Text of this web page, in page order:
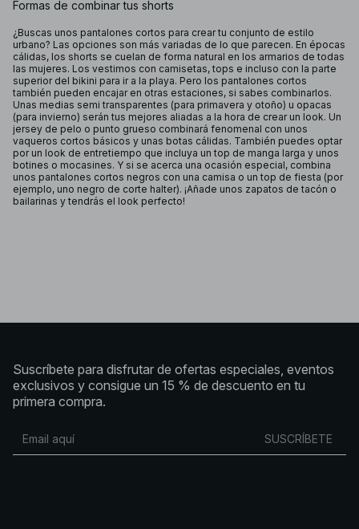
Formas de combinar tus shorts
¿Buscas unos pantalones cortos para crear tu conjunto de estilo
urbano? Las opciones son más variadas de lo que parecen. En épocas
cálidas, los shorts se cuelan de forma natural en los armarios de todas
las mujeres. Los vestimos con camisetas, tops e incluso con la parte
superior del bikini para ir a la playa. Pero los pantalones cortos
también pueden encajar en otras estaciones, si sabes combinarlos.
Unas medias semi transparentes (para primavera y otoño) u opacas
(para invierno) serán tus mejores aliadas a la hora de crear un look. Un
jersey de pelo o punto grueso combinará fenomenal con unos
vaqueros cortos básicos y unas botas cálidas. También puedes optar
por un look de entretiempo que incluya un top de manga larga y unos
botines o mocasines. Y si se acerca una ocasión especial, combina
unos pantalones cortos negros con una camisa o un top de fiesta (por
ejemplo, uno negro de corte halter). ¡Añade unos zapatos de tacón o
bailarinas y tendrás el look perfecto!
Suscríbete para disfrutar de ofertas especiales, eventos
exclusivos y consigue un 15 % de descuento en tu
primera compra.
SUSCRÍBETE